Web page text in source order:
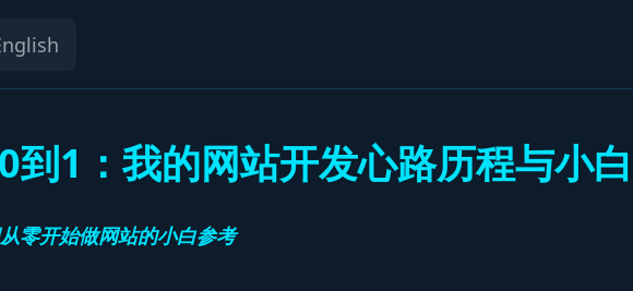
到1：我的网站开发心路历程与小
零开始做网站的小白参考